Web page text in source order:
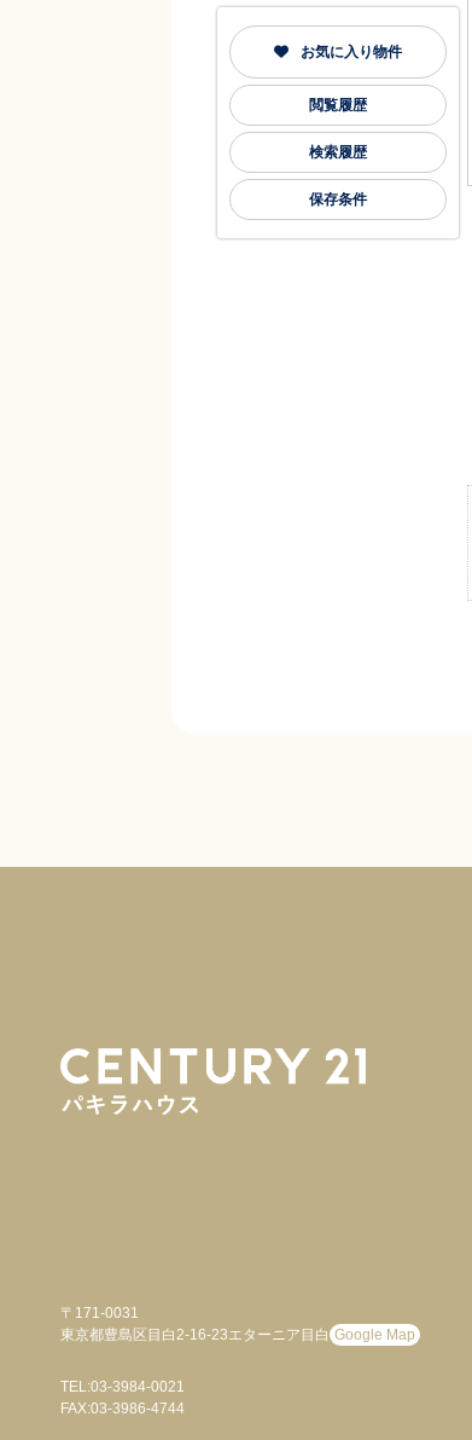
お気に入り物件
閲覧履歴
検索履歴
保存条件
〒171-0031
東京都豊島区目白2-16-23エターニア目白 Google Map
TEL:03-3984-0021
FAX:03-3986-4744